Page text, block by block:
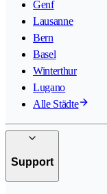
Genf
Lausanne
Bern
Basel
Winterthur
Lugano
Alle Städte
Support